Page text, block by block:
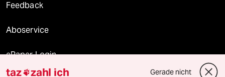
Feedback
Aboservice
ePaper Login
taz zahl ich Gerade nicht